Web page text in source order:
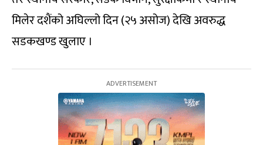
मिलेर दशैंको अघिल्लो दिन (२५ असोज) देखि अवरुद्ध
सडकखण्ड खुलाए ।